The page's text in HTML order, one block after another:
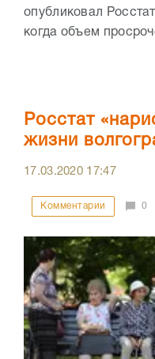
опубликовал
когда объем
Росстат
жизни
17.03.2020 17:47
Комментарии 0